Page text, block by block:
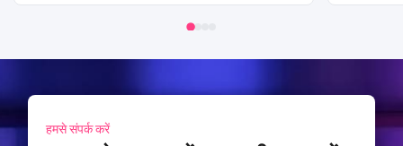
हमसे संपर्क करें